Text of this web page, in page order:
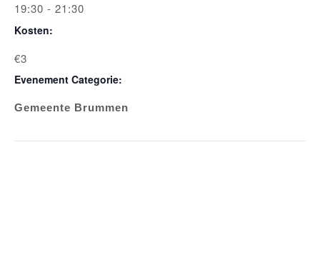
19:30 - 21:30
Kosten:
€3
Evenement Categorie:
Gemeente Brummen